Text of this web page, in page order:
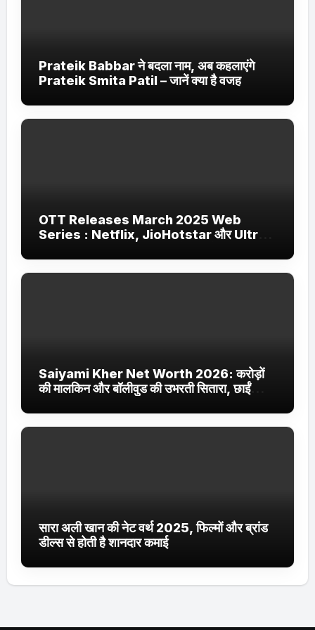
Prateik Babbar ने बदला नाम, अब कहलाएंगे
Prateik Smita Patil – जानें क्या है वजह
OTT Releases March 2025 Web
Series : Netflix, JioHotstar और Ultra
Saiyami Kher Net Worth 2026: करोड़ों
की मालकिन और बॉलीवुड की उभरती सितारा, छाईं
सारा अली खान की नेट वर्थ 2025, फिल्मों और ब्रांड
डील्स से होती है शानदार कमाई